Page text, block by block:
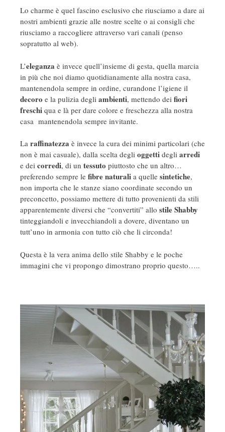
Lo charme è quel fascino esclusivo che riusciamo a dare ai
nostri ambienti grazie alle nostre scelte o ai consigli che
riusciamo a raccogliere attraverso vari canali (penso
sopratutto al web).
L’eleganza è invece quell’insieme di gesta, quella marcia
in più che noi diamo quotidianamente alla nostra casa,
mantenendola sempre in ordine, curandone l’igiene il
decoro e la pulizia degli ambienti, mettendo dei fiori
freschi qua e là per dare colore e freschezza alla nostra
casa mantenendola sempre invitante.
La raffinatezza è invece la cura dei minimi particolari (che
non è mai casuale), dalla scelta degli oggetti degli arredi
e dei corredi, di un tessuto piuttosto che un altro…
preferendo sempre le fibre naturali a quelle sintetiche,
non importa che le stanze siano coordinate secondo un
preconcetto, possiamo mettere di tutto provenienti da stili
apparentemente diversi che “convertiti” allo stile Shabby
tinteggiandoli e invecchiandoli a dovere, diventano un
tutt’uno in armonia con tutto ciò che li circonda!
Questa è la vera anima dello stile Shabby e le poche
immagini che vi propongo dimostrano proprio questo…..